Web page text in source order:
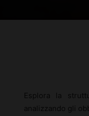
Esplora la
analizzando gli